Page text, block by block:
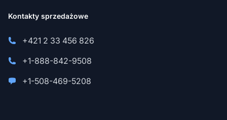
Kontakty sprzedażowe
+421 2 33 456 826
+1-888-842-9508
+1-508-469-5208